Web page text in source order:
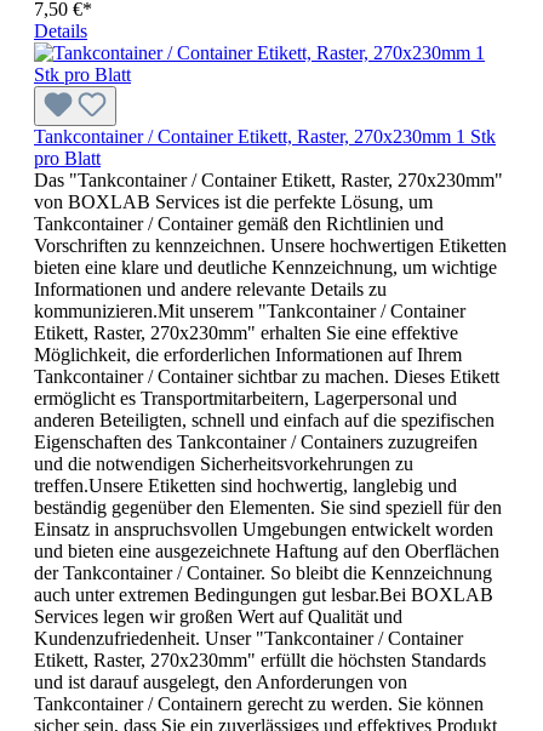
7,50 €*
Details
Tankcontainer / Container Etikett, Raster, 270x230mm 1 Stk
pro Blatt
Das "Tankcontainer / Container Etikett, Raster, 270x230mm"
von BOXLAB Services ist die perfekte Lösung, um
Tankcontainer / Container gemäß den Richtlinien und
Vorschriften zu kennzeichnen. Unsere hochwertigen Etiketten
bieten eine klare und deutliche Kennzeichnung, um wichtige
Informationen und andere relevante Details zu
kommunizieren.Mit unserem "Tankcontainer / Container
Etikett, Raster, 270x230mm" erhalten Sie eine effektive
Möglichkeit, die erforderlichen Informationen auf Ihrem
Tankcontainer / Container sichtbar zu machen. Dieses Etikett
ermöglicht es Transportmitarbeitern, Lagerpersonal und
anderen Beteiligten, schnell und einfach auf die spezifischen
Eigenschaften des Tankcontainer / Containers zuzugreifen
und die notwendigen Sicherheitsvorkehrungen zu
treffen.Unsere Etiketten sind hochwertig, langlebig und
beständig gegenüber den Elementen. Sie sind speziell für den
Einsatz in anspruchsvollen Umgebungen entwickelt worden
und bieten eine ausgezeichnete Haftung auf den Oberflächen
der Tankcontainer / Container. So bleibt die Kennzeichnung
auch unter extremen Bedingungen gut lesbar.Bei BOXLAB
Services legen wir großen Wert auf Qualität und
Kundenzufriedenheit. Unser "Tankcontainer / Container
Etikett, Raster, 270x230mm" erfüllt die höchsten Standards
und ist darauf ausgelegt, den Anforderungen von
Tankcontainer / Containern gerecht zu werden. Sie können
sicher sein, dass Sie ein zuverlässiges und effektives Produkt